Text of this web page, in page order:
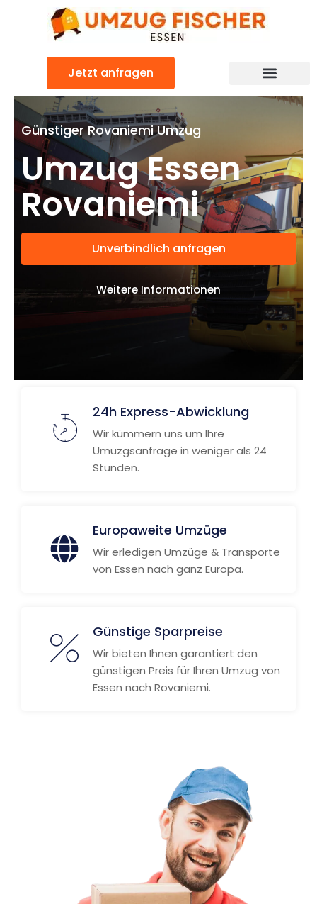
Jetzt anfragen
Günstiger Rovaniemi Umzug
Umzug Essen
Rovaniemi
Unverbindlich anfragen
Weitere Informationen
24h Express-Abwicklung
Wir kümmern uns um Ihre
Umuzgsanfrage in weniger als 24
Stunden.
Europaweite Umzüge
Wir erledigen Umzüge & Transporte
von Essen nach ganz Europa.
Günstige Sparpreise
Wir bieten Ihnen garantiert den
günstigen Preis für Ihren Umzug von
Essen nach Rovaniemi.